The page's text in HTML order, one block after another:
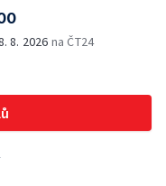
8. 2026 na ČT24